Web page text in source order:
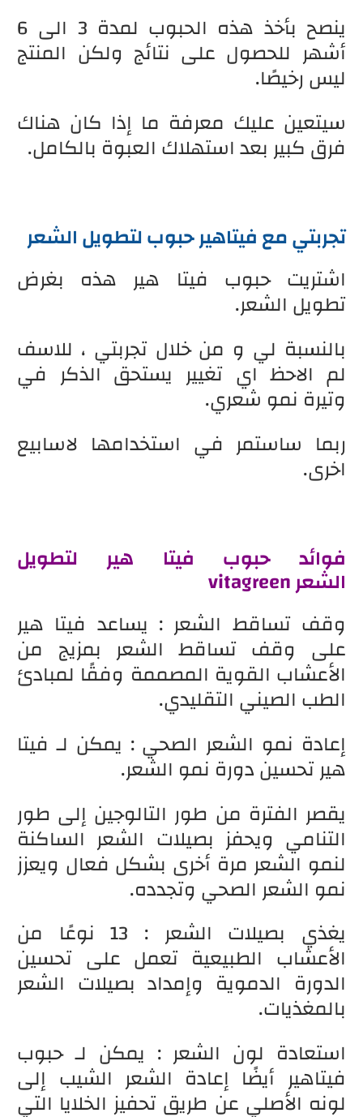
ينصح بأخذ هذه الحبوب لمدة 3 الى 6
أشهر للحصول على نتائج ولكن المنتج
ليس رخيصًا.
سيتعين عليك معرفة ما إذا كان هناك
فرق كبير بعد استهلاك العبوة بالكامل.
تجربتي مع فيتاهير حبوب لتطويل الشعر
اشتريت حبوب فيتا هير هذه بغرض
تطويل الشعر.
بالنسبة لي و من خلال تجربتي ، للاسف
لم الاحظ اي تغيير يستحق الذكر في
وتيرة نمو شعري.
ربما ساستمر في استخدامها لاسابيع
اخرى.
فوائدحبوب فيتا هير لتطويل
الشعر vitagreen
وقف تساقط الشعر : يساعد فيتا هير
على وقف تساقط الشعر بمزيج من
الأعشاب القوية المصممة وفقًا لمبادئ
الطب الصيني التقليدي.
إعادة نمو الشعر الصحي : يمكن لـ فيتا
هير تحسين دورة نمو الشعر.
يقصر الفترة من طور التالوجين إلى طور
التنامي ويحفز بصيلات الشعر الساكنة
لنمو الشعر مرة أخرى بشكل فعال ويعزز
نمو الشعر الصحي وتجدده.
يغذي بصيلات الشعر : 13 نوعًا من
الأعشاب الطبيعية تعمل على تحسين
الدورة الدموية وإمداد بصيلات الشعر
بالمغذيات.
استعادة لون الشعر : يمكن لـ حبوب
فيتاهير أيضًا إعادة الشعر الشيب إلى
لونه الأصلي عن طريق تحفيز الخلايا التي